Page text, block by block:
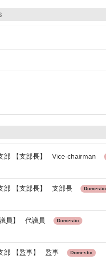
部 【支部長】 Vice-chairman
部 【支部長】 支部長 Domestic
議員】 代議員 Domestic
部 【監事】 監事 Domestic